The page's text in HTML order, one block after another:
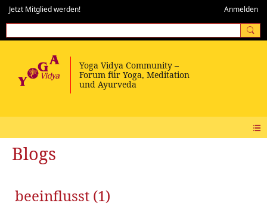
Jetzt Mitglied werden! Anmelden
Blogs
beeinflusst (1)